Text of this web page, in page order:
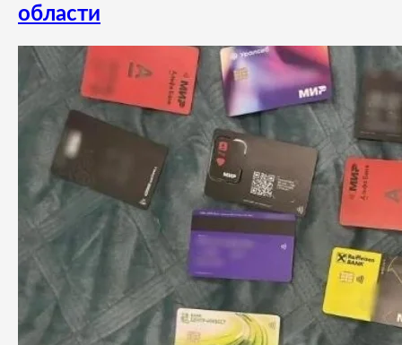
области